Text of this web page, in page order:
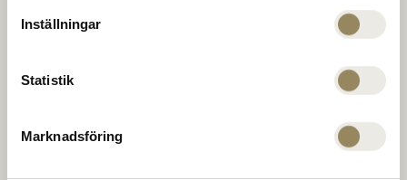
Inställningar
Statistik
Marknadsföring
233 61 BARA, Sverige
040 635 51 00